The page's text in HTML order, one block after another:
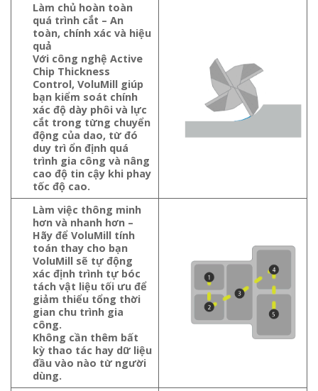
Làm chủ hoàn toàn
quá trình cắt – An
toàn, chính xác và hiệu
quả
Với công nghệ Active
Chip Thickness
Control, VoluMill giúp
bạn kiểm soát chính
xác độ dày phôi và lực
cắt trong từng chuyển
động của dao, từ đó
duy trì ổn định quá
trình gia công và nâng
cao độ tin cậy khi phay
tốc độ cao.
Làm việc thông minh
hơn và nhanh hơn –
Hãy để VoluMill tính
toán thay cho bạn
VoluMill sẽ tự động
xác định trình tự bóc
tách vật liệu tối ưu để
giảm thiểu tổng thời
gian chu trình gia
công.
Không cần thêm bất
kỳ thao tác hay dữ liệu
đầu vào nào từ người
dùng.